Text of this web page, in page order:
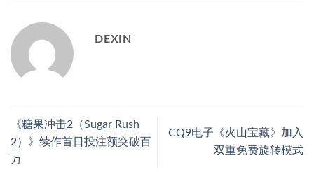
DEXIN
《糖果冲击2（Sugar Rush
2）》续作首日投注额突破百
万
CQ9电子《火山宝藏》加入
双重免费旋转模式